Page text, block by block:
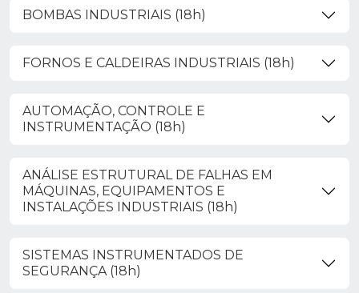
BOMBAS INDUSTRIAIS (18h)
FORNOS E CALDEIRAS INDUSTRIAIS (18h)
AUTOMAÇÃO, CONTROLE E
INSTRUMENTAÇÃO (18h)
ANÁLISE ESTRUTURAL DE FALHAS EM
MÁQUINAS, EQUIPAMENTOS E
INSTALAÇÕES INDUSTRIAIS (18h)
SISTEMAS INSTRUMENTADOS DE
SEGURANÇA (18h)